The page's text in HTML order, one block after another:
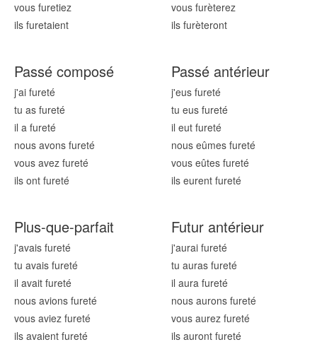
vous furetiez
ils furetaient
vous furèterez
ils furèteront
Passé composé
j'ai fureté
tu as fureté
il a fureté
nous avons fureté
vous avez fureté
ils ont fureté
Passé antérieur
j'eus fureté
tu eus fureté
il eut fureté
nous eûmes fureté
vous eûtes fureté
ils eurent fureté
Plus-que-parfait
j'avais fureté
tu avais fureté
il avait fureté
nous avions fureté
vous aviez fureté
ils avaient fureté
Futur antérieur
j'aurai fureté
tu auras fureté
il aura fureté
nous aurons fureté
vous aurez fureté
ils auront fureté